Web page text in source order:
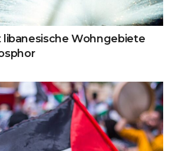
libanesische Wohngebiete